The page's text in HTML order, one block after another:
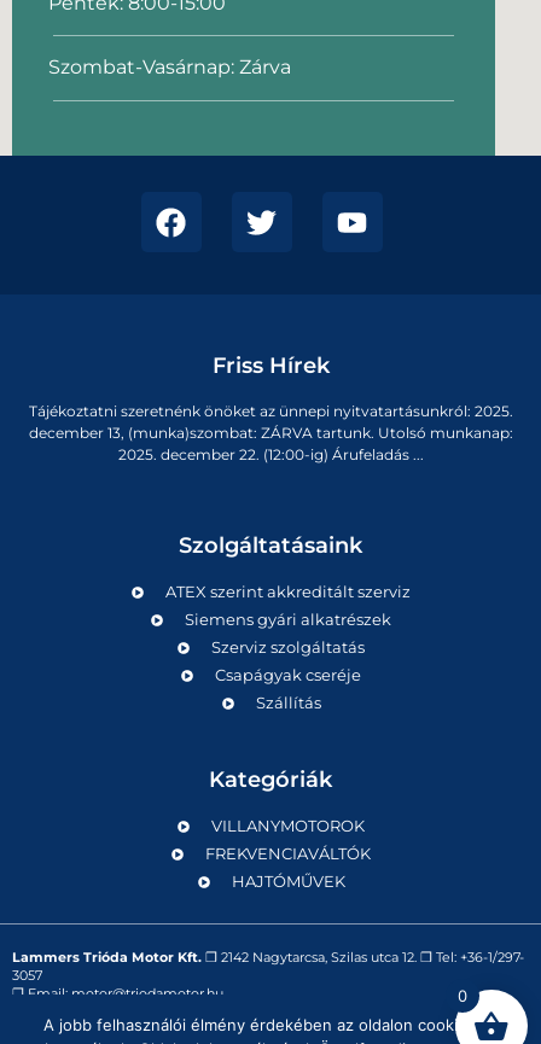
Szombat-Vasárnap: Zárva
Friss Hírek
Tájékoztatni szeretnénk önöket az ünnepi nyitvatartásunkról: 2025.
december 13, (munka)szombat: ZÁRVA tartunk. Utolsó munkanap:
2025. december 22. (12:00-ig) Árufeladás ...
Szolgáltatásaink
ATEX szerint akkreditált szerviz
Siemens gyári alkatrészek
Szerviz szolgáltatás
Csapágyak cseréje
Szállítás
Kategóriák
VILLANYMOTOROK
FREKVENCIAVÁLTÓK
HAJTÓMŰVEK
Lammers Trióda Motor Kft. ❒ 2142 Nagytarcsa, Szilas utca 12. ❒ Tel: +36-1/297-
3057
❒ Email: motor@triodamotor.hu
0
A jobb felhasználói élmény érdekében az oldalon cookie-kat